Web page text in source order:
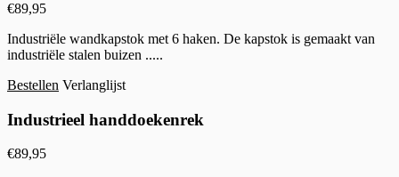
€89,95
Industriële wandkapstok met 6 haken. De kapstok is gemaakt van
industriële stalen buizen .....
Bestellen Verlanglijst
Industrieel handdoekenrek
€89,95